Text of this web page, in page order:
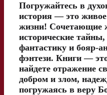
Погружайтесь в
история — это
жизни! Сочетающие
исторические
фантастику и бояр-
фэнтези. Книги —
найдете отражение
добром и злом,
погружаясь в веру